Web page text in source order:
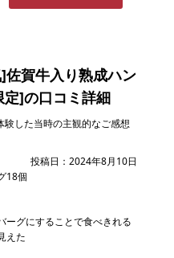
賀牛入り熟成ハン
定]の口コミ詳細
した当時の主観的なご感想
投稿日：2024年8月10日
18個
ーグにすることで食べきれる
えた